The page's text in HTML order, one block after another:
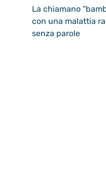
La chiamano
con una malattia
senza parole